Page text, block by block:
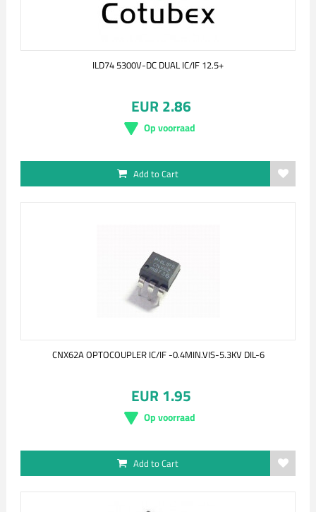
ILD74 5300V-DC DUAL IC/IF 12.5+
EUR 2.86
Op voorraad
Add to Cart
CNX62A OPTOCOUPLER IC/IF -0.4MIN.VIS-5.3KV DIL-6
EUR 1.95
Op voorraad
Add to Cart